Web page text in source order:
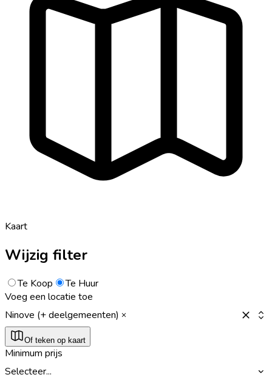
Kaart
Wijzig filter
Te Koop
Te Huur
Voeg een locatie toe
Ninove (+ deelgemeenten)
Of teken op kaart
Minimum prijs
Selecteer...